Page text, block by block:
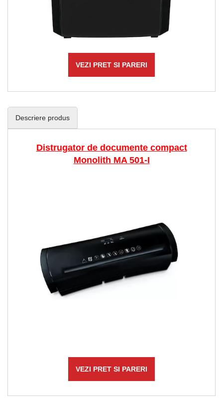
VEZI PRET SI PARERI
Descriere produs
Distrugator de documente compact
Monolith MA 501-I
VEZI PRET SI PARERI